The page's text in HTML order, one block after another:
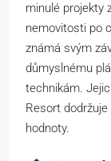
minulé projekty
nemovitosti po
známá svým
důmyslnému
technikám.
Resort
hodnoty.